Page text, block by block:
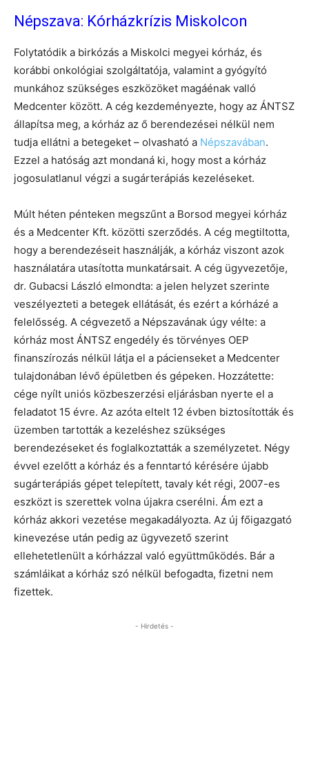
Népszava: Kórházkrízis Miskolcon
Folytatódik a birkózás a Miskolci megyei kórház, és
korábbi onkológiai szolgáltatója, valamint a gyógyító
munkához szükséges eszközöket magáénak valló
Medcenter között. A cég kezdeményezte, hogy az ÁNTSZ
állapítsa meg, a kórház az ő berendezései nélkül nem
tudja ellátni a betegeket – olvasható a Népszavában.
Ezzel a hatóság azt mondaná ki, hogy most a kórház
jogosulatlanul végzi a sugárterápiás kezeléseket.
Múlt héten pénteken megszűnt a Borsod megyei kórház
és a Medcenter Kft. közötti szerződés. A cég megtiltotta,
hogy a berendezéseit használják, a kórház viszont azok
használatára utasította munkatársait. A cég ügyvezetője,
dr. Gubacsi László elmondta: a jelen helyzet szerinte
veszélyezteti a betegek ellátását, és ezért a kórházé a
felelősség. A cégvezető a Népszavának úgy vélte: a
kórház most ÁNTSZ engedély és törvényes OEP
finanszírozás nélkül látja el a pácienseket a Medcenter
tulajdonában lévő épületben és gépeken. Hozzátette:
cége nyílt uniós közbeszerzési eljárásban nyerte el a
feladatot 15 évre. Az azóta eltelt 12 évben biztosították és
üzemben tartották a kezeléshez szükséges
berendezéseket és foglalkoztatták a személyzetet. Négy
évvel ezelőtt a kórház és a fenntartó kérésére újabb
sugárterápiás gépet telepített, tavaly két régi, 2007-es
eszközt is szerettek volna újakra cserélni. Ám ezt a
kórház akkori vezetése megakadályozta. Az új főigazgató
kinevezése után pedig az ügyvezető szerint
ellehetetlenült a kórházzal való együttműködés. Bár a
számláikat a kórház szó nélkül befogadta, fizetni nem
fizettek.
- Hirdetés -